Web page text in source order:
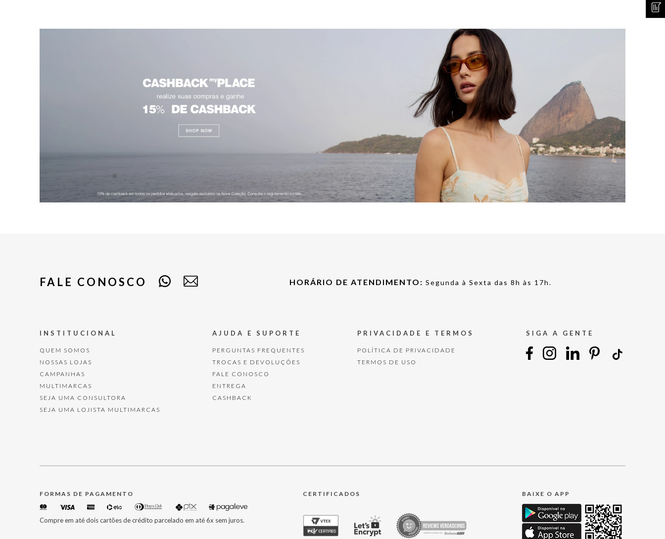
FALE CONOSCO HORÁRIO DE ATENDIMENTO: Segunda à Sexta das 8h às 17h.
INSTITUCIONAL
QUEM SOMOS
NOSSAS LOJAS
CAMPANHAS
MULTIMARCAS
SEJA UMA CONSULTORA
SEJA UMA LOJISTA MULTIMARCAS
AJUDA E SUPORTE
PERGUNTAS FREQUENTES
TROCAS E DEVOLUÇÕES
FALE CONOSCO
ENTREGA
CASHBACK
PRIVACIDADE E TERMOS
POLÍTICA DE PRIVACIDADE
TERMOS DE USO
SIGA A GENTE
FORMAS DE PAGAMENTO
Compre em até dois cartões de crédito parcelado em até 6x sem juros.
CERTIFICADOS BAIXE O APP